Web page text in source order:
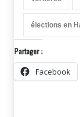
élections en
Partager :
Facebook